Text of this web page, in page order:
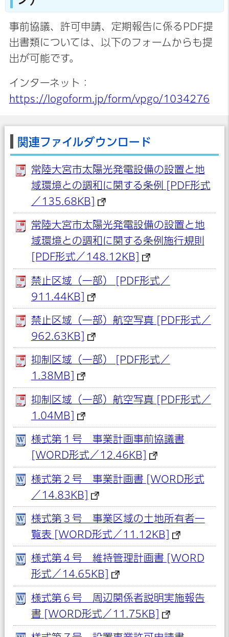
事前協議、許可申請、定期報告に係るPDF提
出書類については、以下のフォームからも提
出が可能です。
インターネット：
https://logoform.jp/form/vpgo/1034276
関連ファイルダウンロード
常陸大宮市太陽光発電設備の設置と地
域環境との調和に関する条例 [PDF形式
／135.68KB]
常陸大宮市太陽光発電設備の設置と地
域環境との調和に関する条例施行規則
[PDF形式／148.12KB]
禁止区域（一部） [PDF形式／
911.44KB]
禁止区域（一部）航空写真 [PDF形式／
962.63KB]
抑制区域（一部） [PDF形式／
1.38MB]
抑制区域（一部）航空写真 [PDF形式／
1.04MB]
様式第１号 事業計画事前協議書
[WORD形式／12.46KB]
様式第２号 事業計画書 [WORD形式
／14.83KB]
様式第３号 事業区域の土地所有者一
覧表 [WORD形式／11.12KB]
様式第４号 維持管理計画書 [WORD
形式／14.65KB]
様式第６号 周辺関係者説明実施報告
書 [WORD形式／11.75KB]